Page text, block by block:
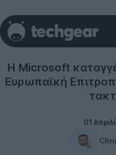
Η Microsoft
Ευρωπαϊκή
01